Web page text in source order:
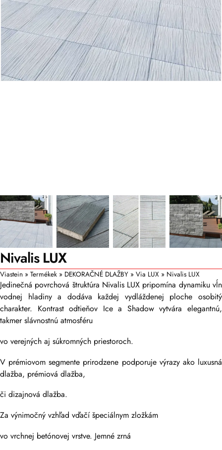
Nivalis LUX
Viastein » Termékek » DEKORAČNÉ DLAŽBY » Via LUX » Nivalis LUX
Jedinečná povrchová štruktúra Nivalis LUX pripomína dynamiku vĺn
vodnej hladiny a dodáva každej vydláždenej ploche osobitý
charakter. Kontrast odtieňov Ice a Shadow vytvára elegantnú,
takmer slávnostnú atmosféru
vo verejných aj súkromných priestoroch.
V prémiovom segmente prirodzene podporuje výrazy ako luxusná
dlažba, prémiová dlažba,
či dizajnová dlažba.
Za výnimočný vzhľad vďačí špeciálnym zložkám
vo vrchnej betónovej vrstve. Jemné zrná